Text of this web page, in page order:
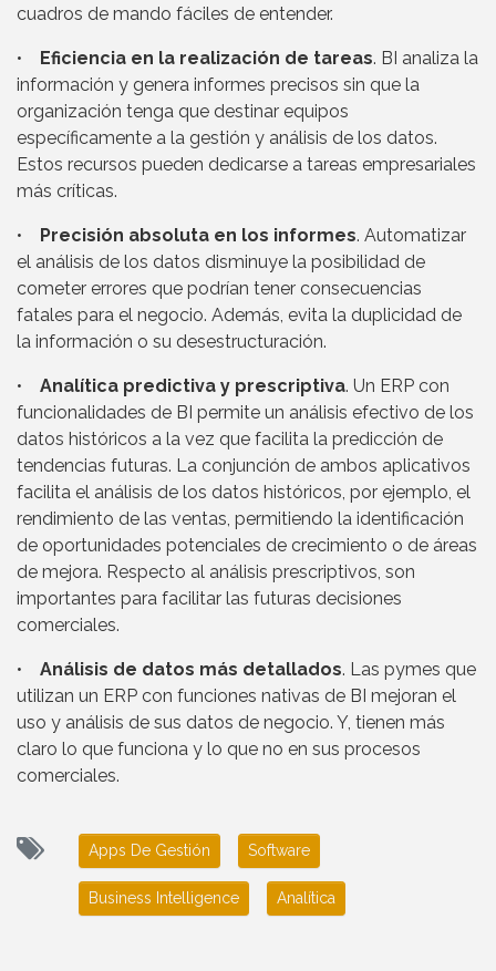
cuadros de mando fáciles de entender.
• Eficiencia en la realización de tareas. BI analiza la
información y genera informes precisos sin que la
organización tenga que destinar equipos
específicamente a la gestión y análisis de los datos.
Estos recursos pueden dedicarse a tareas empresariales
más críticas.
• Precisión absoluta en los informes. Automatizar
el análisis de los datos disminuye la posibilidad de
cometer errores que podrían tener consecuencias
fatales para el negocio. Además, evita la duplicidad de
la información o su desestructuración.
• Analítica predictiva y prescriptiva. Un ERP con
funcionalidades de BI permite un análisis efectivo de los
datos históricos a la vez que facilita la predicción de
tendencias futuras. La conjunción de ambos aplicativos
facilita el análisis de los datos históricos, por ejemplo, el
rendimiento de las ventas, permitiendo la identificación
de oportunidades potenciales de crecimiento o de áreas
de mejora. Respecto al análisis prescriptivos, son
importantes para facilitar las futuras decisiones
comerciales.
• Análisis de datos más detallados. Las pymes que
utilizan un ERP con funciones nativas de BI mejoran el
uso y análisis de sus datos de negocio. Y, tienen más
claro lo que funciona y lo que no en sus procesos
comerciales.
Apps De Gestión Software
Business Intelligence Analítica